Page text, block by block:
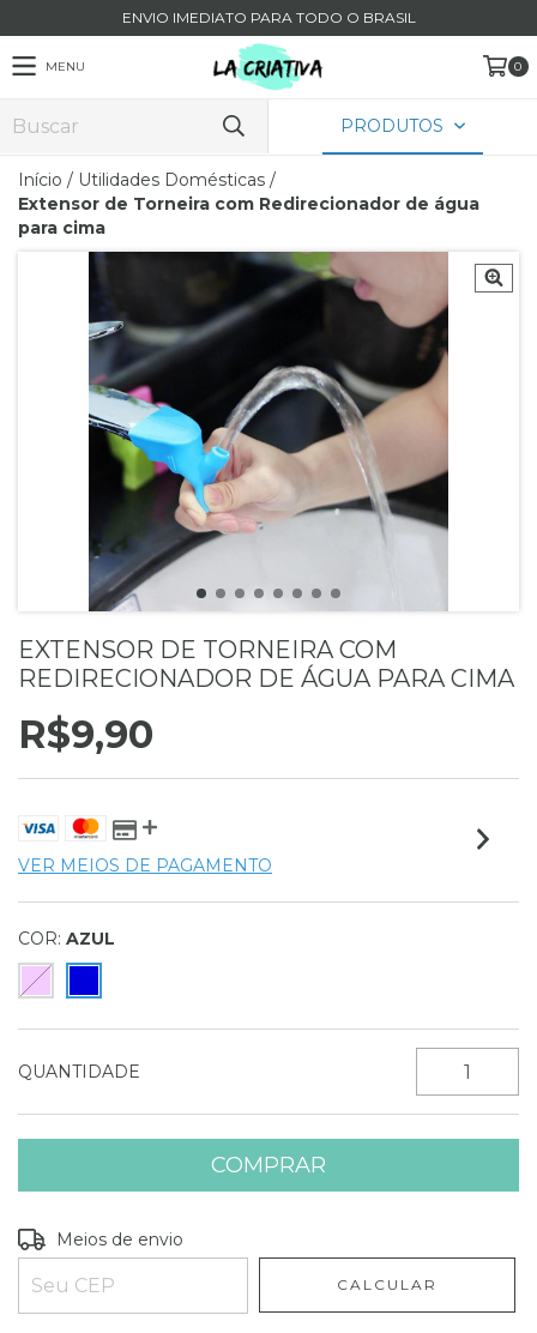
ENVIO IMEDIATO PARA TODO O BRASIL
MENU 0
PRODUTOS
Início / Utilidades Domésticas /
Extensor de Torneira com Redirecionador de água
para cima
EXTENSOR DE TORNEIRA COM
REDIRECIONADOR DE ÁGUA PARA CIMA
R$9,90
VER MEIOS DE PAGAMENTO
COR: AZUL
QUANTIDADE
Entregas para o CEP:
Meios de envio
CALCULAR